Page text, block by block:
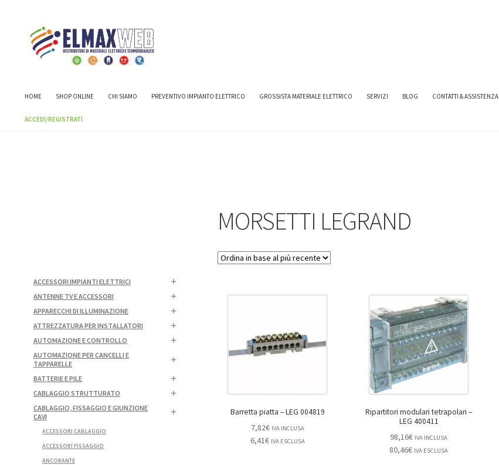
HOME SHOP ONLINE CHI SIAMO PREVENTIVO IMPIANTO ELETTRICO GROSSISTA MATERIALE ELETTRICO SERVIZI BLOG CONTATTI & ASSISTENZA
ACCEDI/REGISTRATI
Home Shop CABLAGGIO, FISSAGGIO E GIUNZIONE CAVI
MORSETTI LEGRAND
Barretta piatta – LEG 004819
7,82€ IVA INCLUSA
6,41€ IVA ESCLUSA
Ripartitori modulari tetrapolari –
LEG 400411
98,16€ IVA INCLUSA
80,46€ IVA ESCLUSA
ACCESSORI IMPIANTI ELETTRICI
ANTENNE TV E ACCESSORI
APPARECCHI DI ILLUMINAZIONE
ATTREZZATURA PER INSTALLATORI
AUTOMAZIONE E CONTROLLO
AUTOMAZIONE PER CANCELLI E
TAPPARELLE
BATTERIE E PILE
CABLAGGIO STRUTTURATO
CABLAGGIO, FISSAGGIO E GIUNZIONE
CAVI
ACCESSORI CABLAGGIO
ACCESSORI FISSAGGIO
ANCORANTE